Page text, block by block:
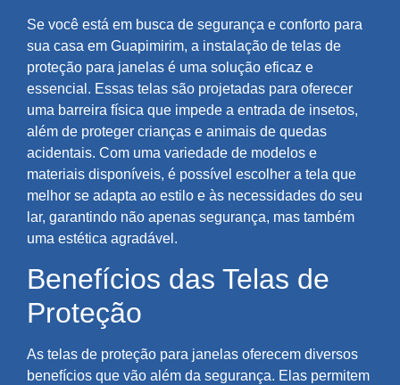
Se você está em busca de segurança e conforto para
sua casa em Guapimirim, a instalação de telas de
proteção para janelas é uma solução eficaz e
essencial. Essas telas são projetadas para oferecer
uma barreira física que impede a entrada de insetos,
além de proteger crianças e animais de quedas
acidentais. Com uma variedade de modelos e
materiais disponíveis, é possível escolher a tela que
melhor se adapta ao estilo e às necessidades do seu
lar, garantindo não apenas segurança, mas também
uma estética agradável.
Benefícios das Telas de
Proteção
As telas de proteção para janelas oferecem diversos
benefícios que vão além da segurança. Elas permitem